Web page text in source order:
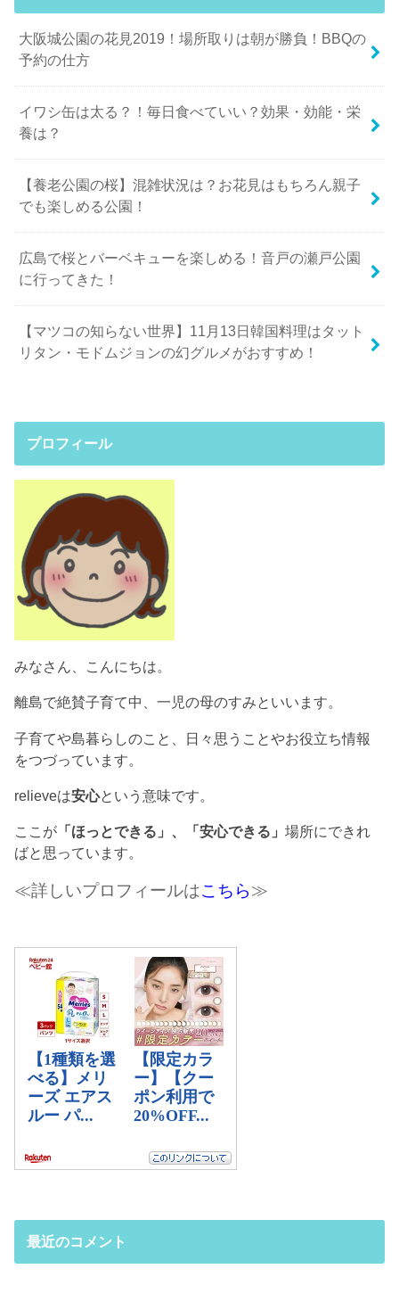
大阪城公園の花見2019！場所取りは朝が勝負！BBQの
予約の仕方
イワシ缶は太る？！毎日食べていい？効果・効能・栄
養は？
【養老公園の桜】混雑状況は？お花見はもちろん親子
でも楽しめる公園！
広島で桜とバーベキューを楽しめる！音戸の瀬戸公園
に行ってきた！
【マツコの知らない世界】11月13日韓国料理はタット
リタン・モドムジョンの幻グルメがおすすめ！
プロフィール
みなさん、こんにちは。
離島で絶賛子育て中、一児の母のすみといいます。
子育てや島暮らしのこと、日々思うことやお役立ち情報
をつづっています。
relieveは安心という意味です。
ここが 「ほっとできる」、「安心できる」場所にできれ
ばと思っています。
≪詳しいプロフィールはこちら≫
最近のコメント